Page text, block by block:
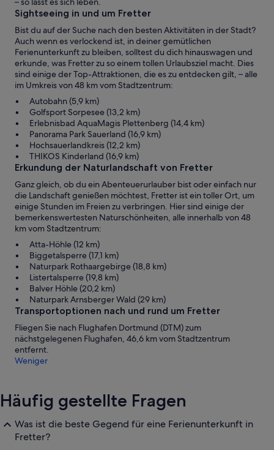
Sightseeing in und um Fretter
Bist du auf der Suche nach den besten Aktivitäten in der Stadt?
Auch wenn es verlockend ist, in deiner gemütlichen
Ferienunterkunft zu bleiben, solltest du dich hinauswagen und
erkunde, was Fretter zu so einem tollen Urlaubsziel macht. Dies
sind einige der Top-Attraktionen, die es zu entdecken gilt, – alle
im Umkreis von 48 km vom Stadtzentrum:
Autobahn (5,9 km)
Golfsport Sorpesee (13,2 km)
Erlebnisbad AquaMagis Plettenberg (14,4 km)
Panorama Park Sauerland (16,9 km)
Hochsauerlandkreis (12,2 km)
THIKOS Kinderland (16,9 km)
Erkundung der Naturlandschaft von Fretter
Ganz gleich, ob du ein Abenteuerurlauber bist oder einfach nur
die Landschaft genießen möchtest, Fretter ist ein toller Ort, um
einige Stunden im Freien zu verbringen. Hier sind einige der
bemerkenswertesten Naturschönheiten, alle innerhalb von 48
km vom Stadtzentrum:
Atta-Höhle (12 km)
Biggetalsperre (17,1 km)
Naturpark Rothaargebirge (18,8 km)
Listertalsperre (19,8 km)
Balver Höhle (20,2 km)
Naturpark Arnsberger Wald (29 km)
Transportoptionen nach und rund um Fretter
Fliegen Sie nach Flughafen Dortmund (DTM) zum
nächstgelegenen Flughafen, 46,6 km vom Stadtzentrum
entfernt.
Weniger
Häufig gestellte Fragen
Was ist die beste Gegend für eine Ferienunterkunft in
Fretter?